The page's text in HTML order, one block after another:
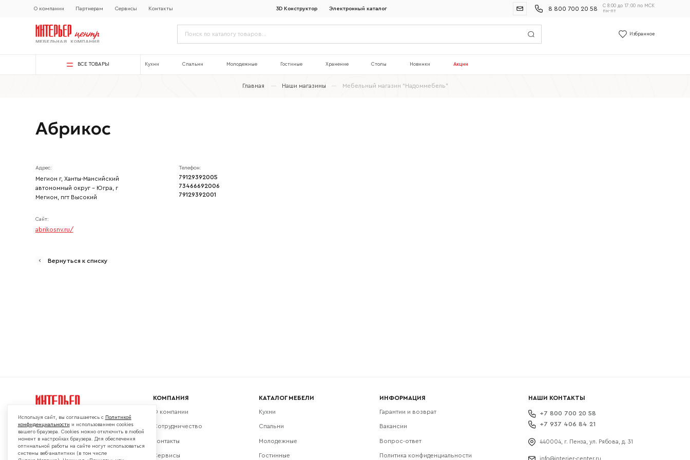
О компании Партнерам Сервисы Контакты 3D Конструктор Электронный каталог 8 800 700 20 58
С 8:00 до 17:00 по МСК
пн-пт
Избранное
ВСЕ ТОВАРЫ Кухни Спальни Молодежные Гостиные Хранение Столы Новинки Акции
Главная Наши магазины Мебельный магазин “Надоммебель”
Абрикос
Адрес:
Мегион г, Ханты-Мансийский
автономный округ - Югра, г
Мегион, пгт Высокий
Телефон:
79129392005
73466692006
79129392001
Сайт:
abrikosnv.ru/
Вернуться к списку
Мы в социальных сетях:
КОМПАНИЯ
О компании
Сотрудничество
Контакты
Сервисы
КАТАЛОГ МЕБЕЛИ
Кухни
Спальни
Молодежные
Гостинные
ИНФОРМАЦИЯ
Гарантии и возврат
Вакансии
Вопрос-ответ
Политика конфиденциальности
НАШИ КОНТАКТЫ
+7 800 700 20 58
+7 937 406 84 21
440004, г. Пенза, ул. Рябова, д. 31
info@interier-center.ru
Используя сайт, вы соглашаетесь с Политикой
конфиденциальности и использованием cookies
вашего браузера. Cookies можно отключить в любой
момент в настройках браузера. Для обеспечения
оптимальной работы на сайте могут использоваться
системы веб-аналитики (в том числе